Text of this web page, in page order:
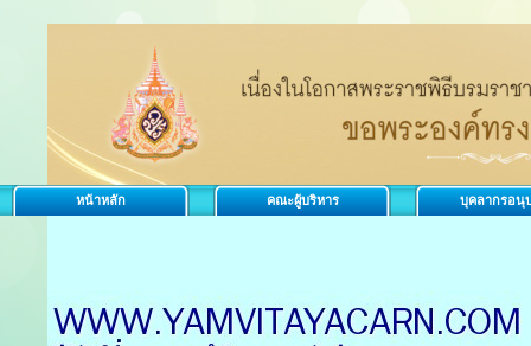
หน้าหลัก คณะผู้บริหาร บุคลากรอนุ